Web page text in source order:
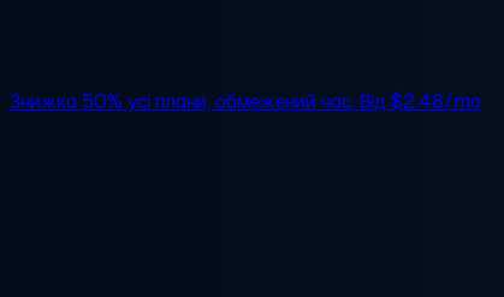
Знижка 50% усі плани, обмежений час. Від$2.48/mo